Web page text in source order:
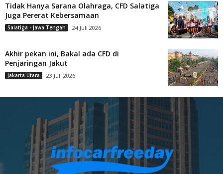
Tidak Hanya Sarana Olahraga, CFD Salatiga
Juga Pererat Kebersamaan
Salatiga - Jawa Tengah 24 Juli 2026
Akhir pekan ini, Bakal ada CFD di
Penjaringan Jakut
Jakarta Utara 23 Juli 2026